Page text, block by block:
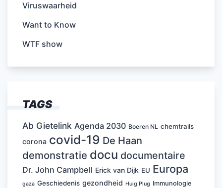
Viruswaarheid
Want to Know
WTF show
TAGS
Ab Gietelink Agenda 2030 Boeren NL chemtrails
corona covid-19 De Haan
demonstratie docu documentaire
Dr. John Campbell Erick van Dijk EU Europa
gaza Geschiedenis gezondheid Huig Plug Immunologie